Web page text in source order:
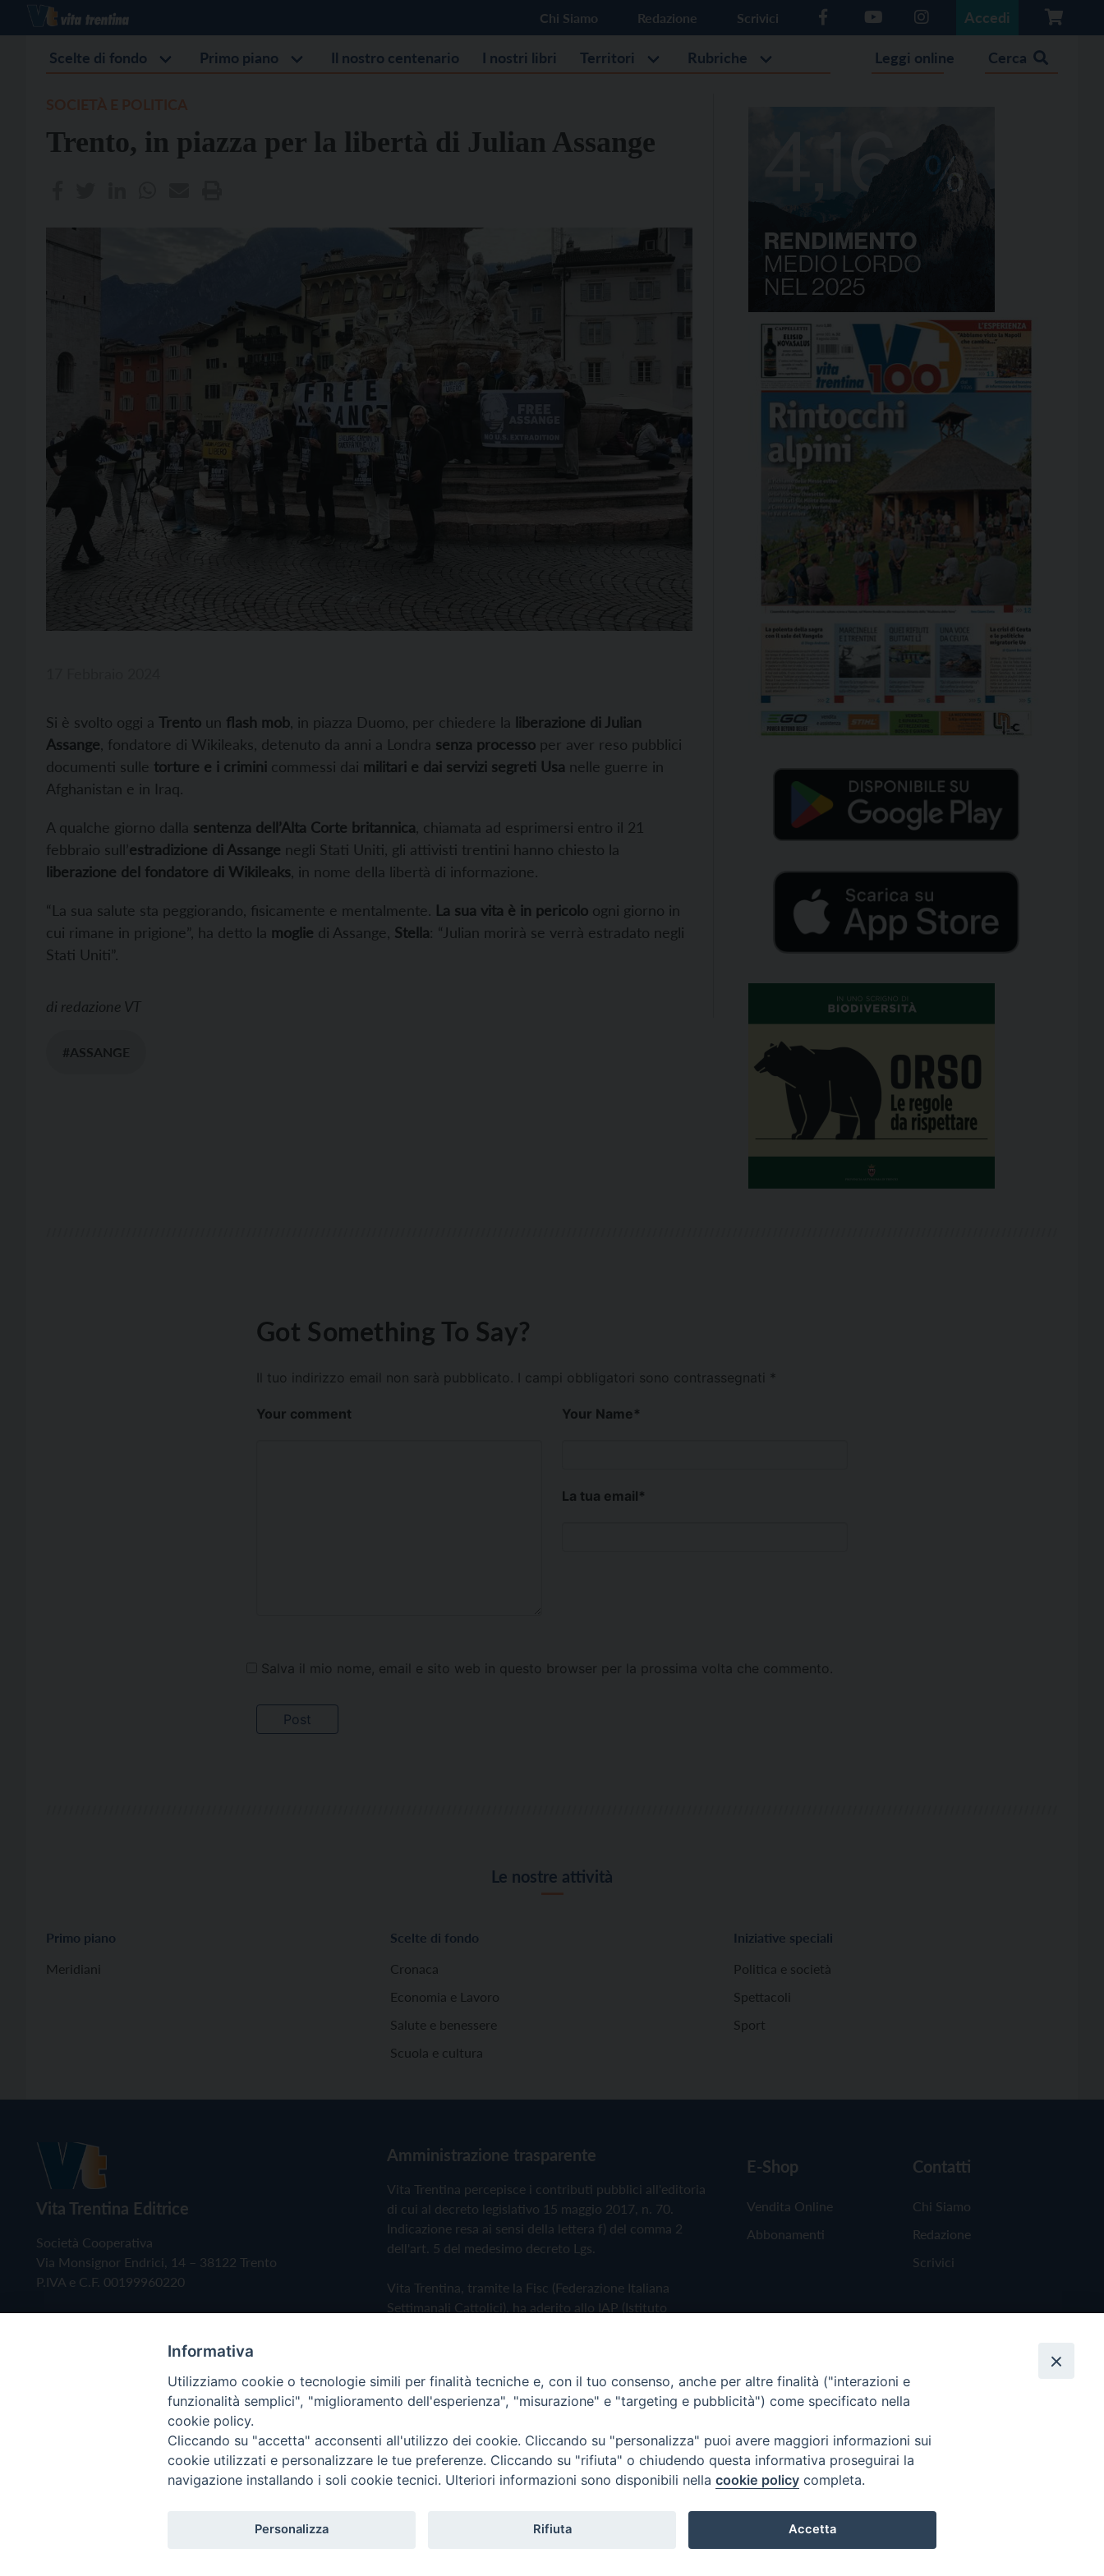
Chi Siamo Redazione Scrivici Accedi
Scelte di fondo Primo piano Il nostro centenario I nostri libri Territori Rubriche Leggi online Cerca
Trento, in piazza per la libertà di Julian Assange
Si è svolto oggi a Trento un flash mob , in piazza Duomo, per chiedere la liberazione di Julian
Assange , fondatore di Wikileaks, detenuto da anni a Londra senza processo per aver reso pubblici
documenti sulle torture e i crimini commessi dai militari e dai servizi segreti Usa nelle guerre in
Afghanistan e in Iraq.
A qualche giorno dalla sentenza dell’Alta Corte britannica , chiamata ad esprimersi entro il 21
febbraio sull’estradizione di Assange negli Stati Uniti, gli attivisti trentini hanno chiesto la
liberazione del fondatore di Wikileaks , in nome della libertà di informazione.
“La sua salute sta peggiorando, fisicamente e mentalmente. La sua vita è in pericolo ogni giorno in
cui rimane in prigione”, ha detto la moglie di Assange, Stella: “Julian morirà se verrà estradato negli
Stati Uniti”.
di redazione VT
#ASSANGE
Got Something To Say?
Il tuo indirizzo email non sarà pubblicato. I campi obbligatori sono contrassegnati *
Your comment Your Name*
La tua email*
Salva il mio nome, email e sito web in questo browser per la prossima volta che commento.
Le nostre attività
Primo piano
Meridiani
Scelte di fondo
Cronaca
Economia e Lavoro
Salute e benessere
Scuola e cultura
Iniziative speciali
Politica e società
Spettacoli
Sport
Vita Trentina Editrice
Società Cooperativa
Via Monsignor Endrici, 14 – 38122 Trento
P.IVA e C.F. 00199960220
Amministrazione trasparente
Vita Trentina percepisce i contributi pubblici all'editoria
di cui al decreto legislativo 15 maggio 2017, n. 70.
Indicazione resa ai sensi della lettera f) del comma 2
dell'art. 5 del medesimo decreto Lgs.
Vita Trentina, tramite la Fisc (Federazione Italiana
Settimanali Cattolici), ha aderito allo IAP (Istituto
Privacy Policy Cookie Policy
E-Shop
Vendita Online
Abbonamenti
Contatti
Chi Siamo
Redazione
Scrivici
Copyright © 2019 - Tutti i diritti riservati - Vita Trentina Editrice
Informativa
Utilizziamo cookie o tecnologie simili per finalità tecniche e, con il tuo consenso, anche per altre finalità ("interazioni e
funzionalità semplici", "miglioramento dell'esperienza", "misurazione" e "targeting e pubblicità") come specificato nella
cookie policy.
Cliccando su "accetta" acconsenti all'utilizzo dei cookie. Cliccando su "personalizza" puoi avere maggiori informazioni sui
cookie utilizzati e personalizzare le tue preferenze. Cliccando su "rifiuta" o chiudendo questa informativa proseguirai la
navigazione installando i soli cookie tecnici. Ulteriori informazioni sono disponibili nella cookie policy completa.
Personalizza Rifiuta Accetta